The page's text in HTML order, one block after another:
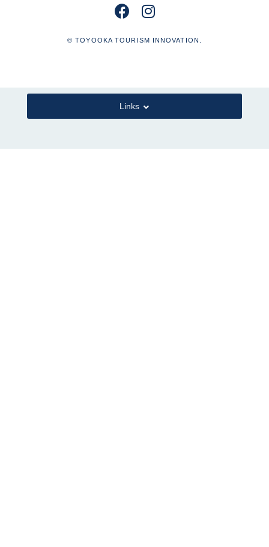
© TOYOOKA TOURISM INNOVATION.
Links